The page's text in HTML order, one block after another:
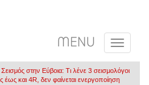
MENU
Σεισμός στην Εύβοια: Τι λένε 3 σεισμολόγοι
έως και 4R, δεν φαίνεται ενεργοποίηση